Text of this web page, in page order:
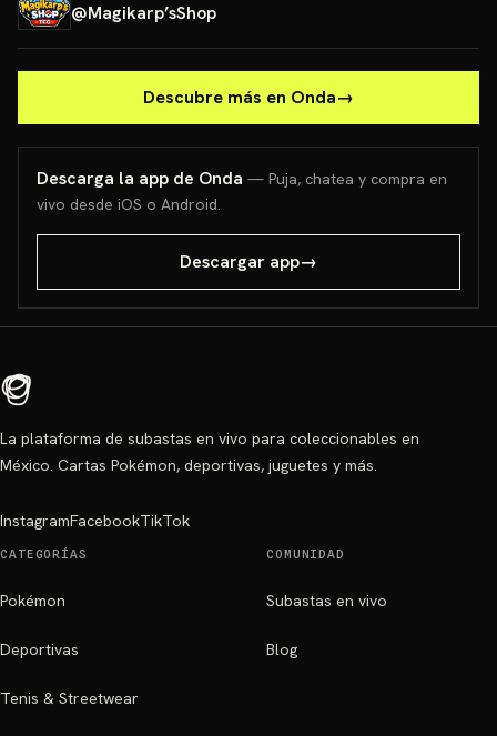
@Magikarp’sShop
Descubre más en Onda→
Descarga la app de Onda — Puja, chatea y compra en
vivo desde iOS o Android.
Descargar app→
La plataforma de subastas en vivo para coleccionables en
México. Cartas Pokémon, deportivas, juguetes y más.
InstagramFacebookTikTok
CATEGORÍAS
Pokémon
Deportivas
Tenis & Streetwear
COMUNIDAD
Subastas en vivo
Blog